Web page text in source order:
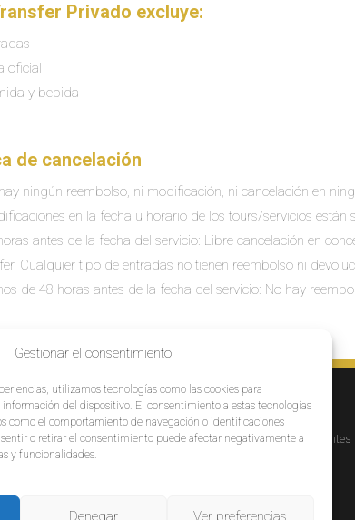
Gestionar el consentimiento
utilizamos tecnologías como las cookies para
del dispositivo. El consentimiento a estas tecnologías
como el comportamiento de navegación o identificaciones
o retirar el consentimiento puede afectar negativamente a
y funcionalidades.
Denegar Ver preferencias
Privado excluye:
oficial
y bebida
de cancelación
ningún reembolso, ni modificación, ni cancelación en
en la fecha u horario de los tours/servicios están
antes de la fecha del servicio: Libre cancelación en
Cualquier tipo de entradas no tienen reembolso ni
de 48 horas antes de la fecha del servicio: No hay
SERVICIOS
Destinos
Cruceros
EMPRESA
Por qué elegirnos
Preguntas frecuentes